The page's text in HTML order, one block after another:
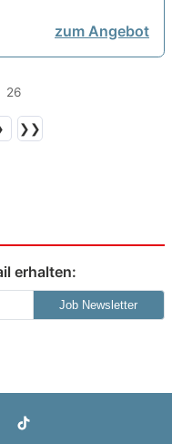
zum Angebot
❯❯
erhalten:
Job Newsletter